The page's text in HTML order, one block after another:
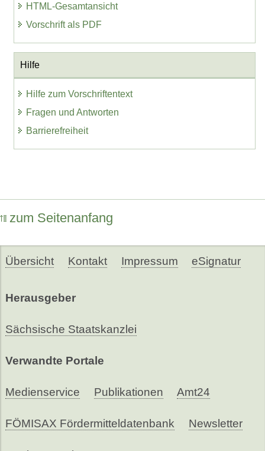
HTML-Gesamtansicht
Vorschrift als PDF
Hilfe
Hilfe zum Vorschriftentext
Fragen und Antworten
Barrierefreiheit
zum Seitenanfang
Übersicht Kontakt Impressum eSignatur
Herausgeber
Sächsische Staatskanzlei
Verwandte Portale
Medienservice Publikationen Amt24
FÖMISAX Fördermitteldatenbank Newsletter